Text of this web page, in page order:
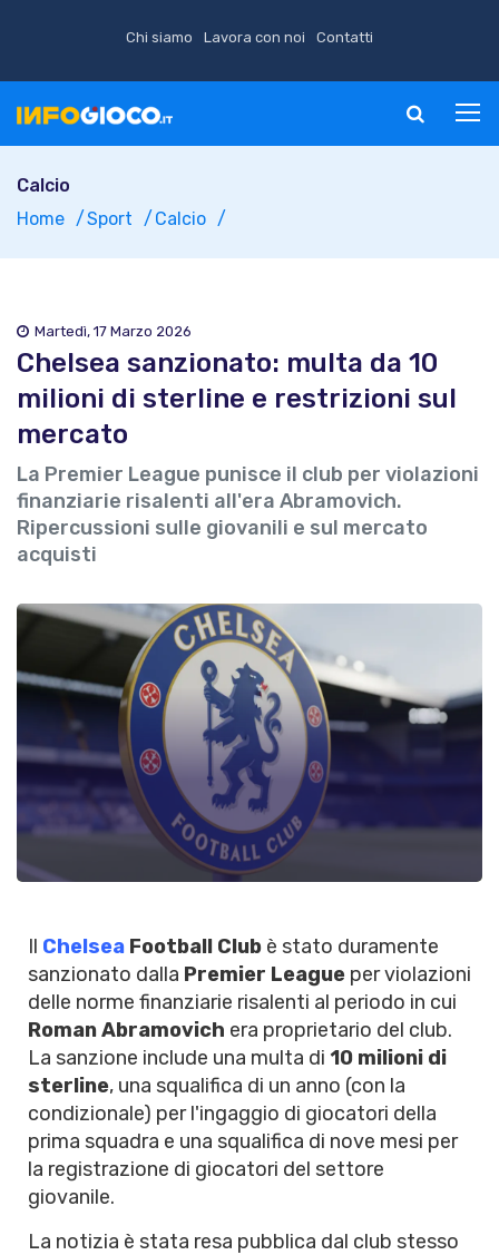
Chi siamo Lavora con noi Contatti
Calcio
Home
Sport Calcio
Martedì, 17 Marzo 2026
Chelsea sanzionato: multa da 10
milioni di sterline e restrizioni sul
mercato
La Premier League punisce il club per violazioni
finanziarie risalenti all'era Abramovich.
Ripercussioni sulle giovanili e sul mercato
acquisti
Il Chelsea Football Club è stato duramente
sanzionato dalla Premier League per violazioni
delle norme finanziarie risalenti al periodo in cui
Roman Abramovich era proprietario del club.
La sanzione include una multa di 10 milioni di
sterline, una squalifica di un anno (con la
condizionale) per l'ingaggio di giocatori della
prima squadra e una squalifica di nove mesi per
la registrazione di giocatori del settore
giovanile.
La notizia è stata resa pubblica dal club stesso